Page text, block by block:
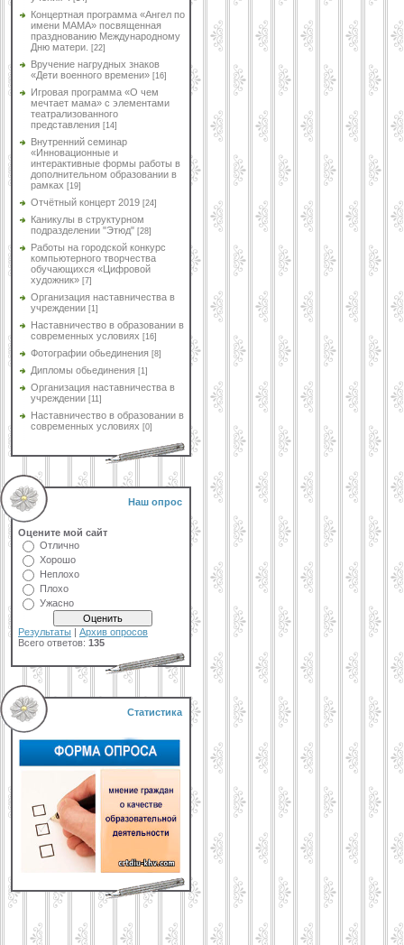
Концертная программа «Ангел по
имени МАМА» посвященная
празднованию Международному
Дню матери.
[22]
Вручение нагрудных знаков
«Дети военного времени» [16]
Игровая программа «О чем
мечтает мама» с элементами
театрализованного
представления [14]
Внутренний семинар
«Инновационные и
интерактивные формы работы в
дополнительном образовании в
рамках [19]
Отчётный концерт 2019 [24]
Каникулы в структурном
подразделении "Этюд" [28]
Работы на городской конкурс
компьютерного творчества
обучающихся «Цифровой
художник» [7]
Организация наставничества в
учреждении [1]
Наставничество в образовании в
современных условиях [16]
Фотографии обьединения [8]
Дипломы обьединения [1]
Организация наставничества в
учреждении [11]
Наставничество в образовании в
современных условиях [0]
Наш опрос
Оцените мой сайт
Отлично
Хорошо
Неплохо
Плохо
Ужасно
Результаты | Архив опросов
Всего ответов: 135
Статистика